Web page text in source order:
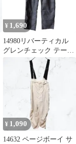
¥ 1,690
14980リバーティカル
グレンチェック テーパ
ードパンツ ストレッチ
¥ 1,090
14632 ページボーイ サ